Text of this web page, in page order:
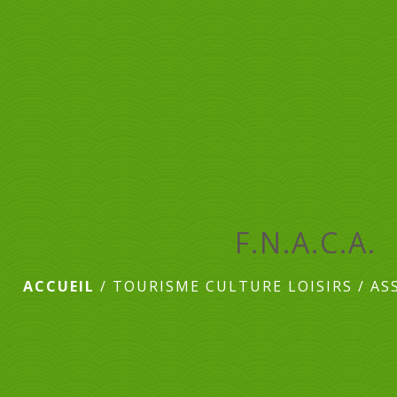
F.N.A.C.A.
ACCUEIL / TOURISME CULTURE LOISIRS /